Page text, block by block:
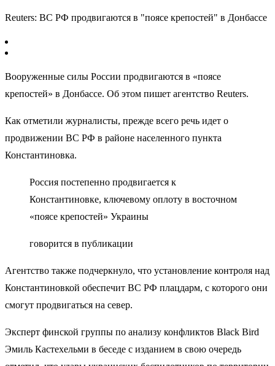
Reuters: ВС РФ продвигаются в "поясе крепостей" в Донбассе
Вооруженные силы России продвигаются в «поясе
крепостей» в Донбассе. Об этом пишет агентство Reuters.
Как отметили журналисты, прежде всего речь идет о
продвижении ВС РФ в районе населенного пункта
Константиновка.
Россия постепенно продвигается к
Константиновке, ключевому оплоту в восточном
«поясе крепостей» Украины
говорится в публикации
Агентство также подчеркнуло, что установление контроля над
Константиновкой обеспечит ВС РФ плацдарм, с которого они
смогут продвигаться на север.
Эксперт финской группы по анализу конфликтов Black Bird
Эмиль Кастехельми в беседе с изданием в свою очередь